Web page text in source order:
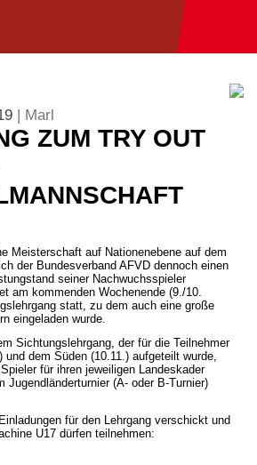
| Marl
ZUM TRY OUT
Meisterschaft auf Nationenebene auf dem
der Bundesverband AFVD dennoch einen
seiner Nachwuchsspieler
am kommenden Wochenende (9./10.
statt, zu dem auch eine große
eingeladen wurde.
Sichtungslehrgang, der für die Teilnehmer
und dem Süden (10.11.) aufgeteilt wurde,
für ihren jeweiligen Landeskader
Jugendländerturnier (A- oder B-Turnier)
für den Lehrgang verschickt und
U17 dürfen teilnehmen: